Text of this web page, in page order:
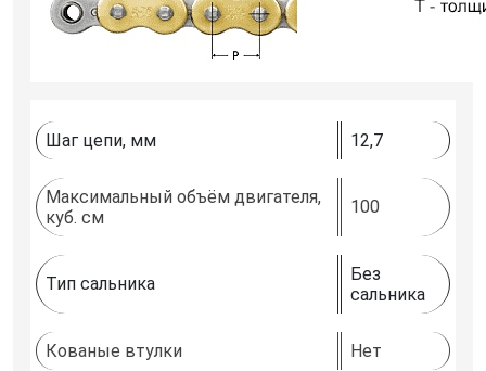
Шаг цепи, мм 12,7
Максимальный объём двигателя,
куб. см
100
Тип сальника
Без
сальника
Кованые втулки Нет